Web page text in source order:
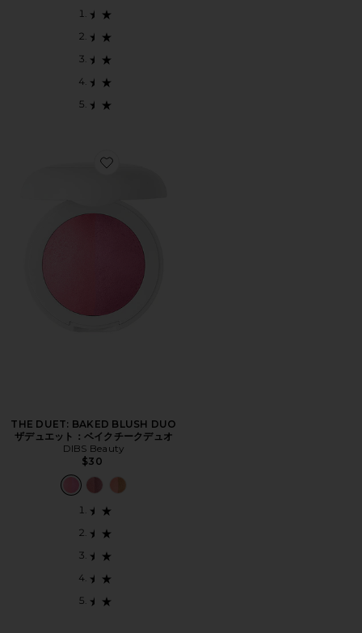
Favorite THE DUET: BAKED BLUSH DUO ザデュエット
THE DUET: BAKED BLUSH DUO
ザデュエット：ベイクチークデュオ
DIBS Beauty
$30